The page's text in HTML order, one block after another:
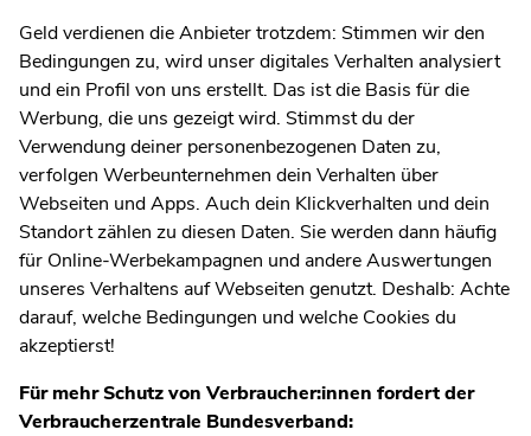
Geld verdienen die Anbieter trotzdem: Stimmen wir den
Bedingungen zu, wird unser digitales Verhalten analysiert
und ein Profil von uns erstellt. Das ist die Basis für die
Werbung, die uns gezeigt wird. Stimmst du der
Verwendung deiner personenbezogenen Daten zu,
verfolgen Werbeunternehmen dein Verhalten über
Webseiten und Apps. Auch dein Klickverhalten und dein
Standort zählen zu diesen Daten. Sie werden dann häufig
für Online-Werbekampagnen und andere Auswertungen
unseres Verhaltens auf Webseiten genutzt. Deshalb: Achte
darauf, welche Bedingungen und welche Cookies du
akzeptierst!
Für mehr Schutz von Verbraucher:innen fordert der
Verbraucherzentrale Bundesverband: